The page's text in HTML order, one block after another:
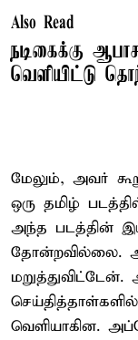
Also Read
நடிகைக்கு
வெளியிட்டு
மேலும், அவர்
ஒரு தமிழ்
அந்த படத்தின்
தோன்றவில்லை.
வெளியாகின.